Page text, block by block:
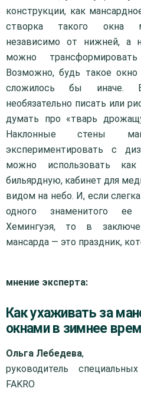
конструкции, как
створка такого окна
независимо от нижней, а
можно
Возможно, будь такое
сложилось бы иначе. В
необязательно писать или
думать про «тварь
Наклонные стены
экспериментировать с
можно использовать
бильярдную, кабинет для
видом на небо. И, если
одного знаменитого ее
Хемингуэя, то в
мансарда — это праздник,
мнение эксперта:
Как ухаживать за
окнами в зимнее
Ольга Лебедева,
руководитель
FAKRO